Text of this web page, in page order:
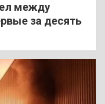
между
за десять